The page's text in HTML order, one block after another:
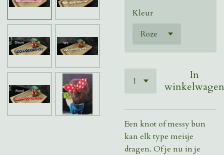
Kleur
In
winkelwagen
Een knot of messy bun
kan elk type meisje
dragen. Of je nu in je